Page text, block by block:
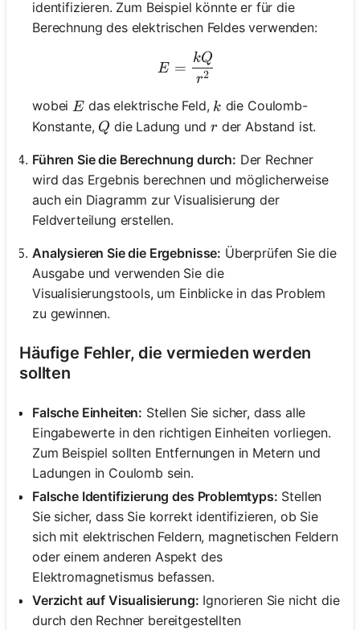
identifizieren. Zum Beispiel könnte er für die
Berechnung des elektrischen Feldes verwenden:
E = \frac{kQ}{r^2}
E =
r2
kQ
wobei E
E das elektrische Feld, k
k die Coulomb-
Konstante, Q
Q die Ladung und r
r der Abstand ist.
Führen Sie die Berechnung durch: Der Rechner
wird das Ergebnis berechnen und möglicherweise
auch ein Diagramm zur Visualisierung der
Feldverteilung erstellen.
Analysieren Sie die Ergebnisse: Überprüfen Sie die
Ausgabe und verwenden Sie die
Visualisierungstools, um Einblicke in das Problem
zu gewinnen.
Häufige Fehler, die vermieden werden
sollten
Falsche Einheiten: Stellen Sie sicher, dass alle
Eingabewerte in den richtigen Einheiten vorliegen.
Zum Beispiel sollten Entfernungen in Metern und
Ladungen in Coulomb sein.
Falsche Identifizierung des Problemtyps: Stellen
Sie sicher, dass Sie korrekt identifizieren, ob Sie
sich mit elektrischen Feldern, magnetischen Feldern
oder einem anderen Aspekt des
Elektromagnetismus befassen.
Verzicht auf Visualisierung: Ignorieren Sie nicht die
durch den Rechner bereitgestellten